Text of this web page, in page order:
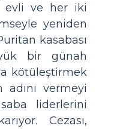
evli ve her iki
yeniden
kasabası
bir günah
kötüleştirmek
adını vermeyi
liderlerini
Cezası,